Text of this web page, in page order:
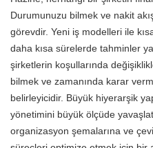
Durumunuzu bilmek ve nakit
görevdir. Yeni iş modelleri ile
daha kısa sürelerde tahminler
şirketlerin koşullarında
bilmek ve zamanında karar
belirleyicidir. Büyük hiyerarşik
yönetimini büyük ölçüde
organizasyon şemalarına ve